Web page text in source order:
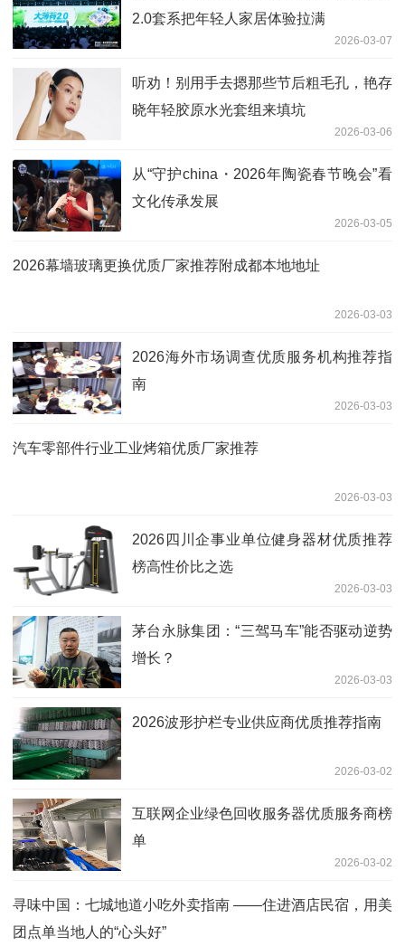
2.0套系把年轻人家居体验拉满
2026-03-07
听劝！别用手去摁那些节后粗毛孔，艳存
晓年轻胶原水光套组来填坑
2026-03-06
从“守护china・2026年陶瓷春节晚会”看
文化传承发展
2026-03-05
2026幕墙玻璃更换优质厂家推荐附成都本地地址
2026-03-03
2026海外市场调查优质服务机构推荐指
南
2026-03-03
汽车零部件行业工业烤箱优质厂家推荐
2026-03-03
2026四川企事业单位健身器材优质推荐
榜高性价比之选
2026-03-03
茅台永脉集团：“三驾马车”能否驱动逆势
增长？
2026-03-03
2026波形护栏专业供应商优质推荐指南
2026-03-02
互联网企业绿色回收服务器优质服务商榜
单
2026-03-02
寻味中国：七城地道小吃外卖指南 ——住进酒店民宿，用美
团点单当地人的“心头好”